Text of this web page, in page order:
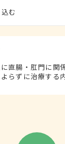
む
直腸・肛門に関
らずに治療する